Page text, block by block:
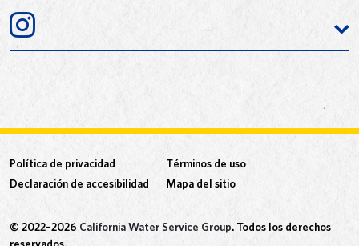
Política de privacidad
Términos de uso
Declaración de accesibilidad
Mapa del sitio
© 2022–2026 California Water Service Group. Todos los derechos
reservados.